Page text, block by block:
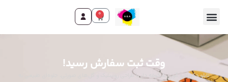
0
وقت ثبت سفارش رسید!
تابلو دکوراتیو گوزن شکوفه دار با طراحی روستیک و گل‌های صورتی، جلوه‌ای طبیعی به